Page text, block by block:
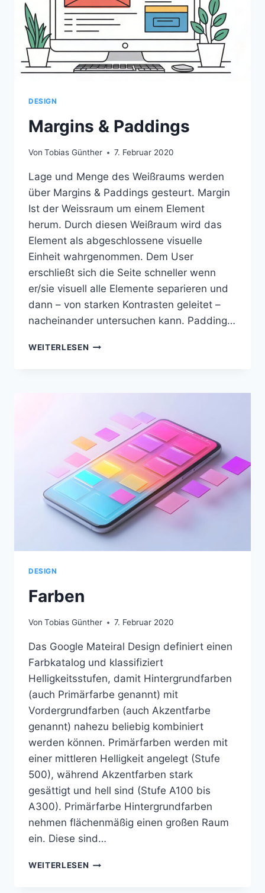
DESIGN
Margins & Paddings
Von Tobias Günther 7. Februar 2020
Lage und Menge des Weißraums werden
über Margins & Paddings gesteurt. Margin
Ist der Weissraum um einem Element
herum. Durch diesen Weißraum wird das
Element als abgeschlossene visuelle
Einheit wahrgenommen. Dem User
erschließt sich die Seite schneller wenn
er/sie visuell alle Elemente separieren und
dann – von starken Kontrasten geleitet –
nacheinander untersuchen kann. Padding…
WEITERLESEN MARGINS
DESIGN
Farben
Von Tobias Günther 7. Februar 2020
Das Google Mateiral Design definiert einen
Farbkatalog und klassifiziert
Helligkeitsstufen, damit Hintergrundfarben
(auch Primärfarbe genannt) mit
Vordergrundfarben (auch Akzentfarbe
genannt) nahezu beliebig kombiniert
werden können. Primärfarben werden mit
einer mittleren Helligkeit angelegt (Stufe
500), während Akzentfarben stark
gesättigt und hell sind (Stufe A100 bis
A300). Primärfarbe Hintergrundfarben
nehmen flächenmäßig einen großen Raum
ein. Diese sind…
WEITERLESEN FARBEN